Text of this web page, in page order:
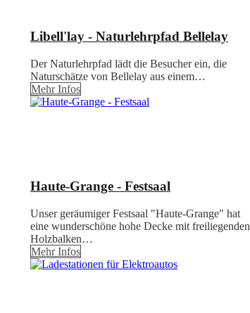
Libell'lay - Naturlehrpfad Bellelay
Der Naturlehrpfad lädt die Besucher ein, die
Naturschätze von Bellelay aus einem…
Mehr Infos
Haute-Grange - Festsaal
Unser geräumiger Festsaal "Haute-Grange" hat
eine wunderschöne hohe Decke mit freiliegenden
Holzbalken…
Mehr Infos